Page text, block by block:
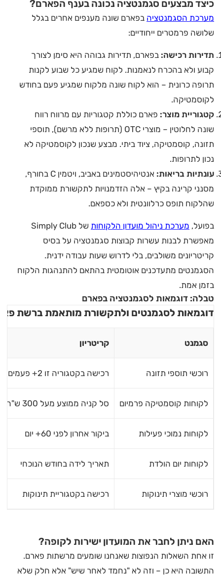
כיצד מבצעים סגמנטציה נכונה בענף הפארם?
מערכת הסגמנטציה בפארם שונה מענפים אחרים בגלל
שלושה פרמטרים ייחודיים:
תדירות רכישה: בפארם, תדירות גבוהה היא סימן לצורך
קבוע ולא בהכרח לנאמנות. לקוח שמגיע כל שבוע לקנות
תרופה כרונית – הוא לקוח שונה מלקוח שמגיע פעם בחודש
לקוסמטיקה.
קטגוריית מוצר: פארם כוללת קטגוריות עם מרווח רווח
שונה לחלוטין – מוצרי OTC (תרופות ללא מרשם), תוספי
תזונה, קוסמטיקה, ציוד ביתי. מבצע שנכון לקוסמטיקה לא
נכון לתרופות.
עונתיות בריאות:
אנטיהיסטמינים באביב, ויטמין C בחורף,
מסנני קרינה בקיץ – אלה הזדמנויות לתקשורת ממוקדת
שהלקוח תופס כרלוונטית ולא כספאם.
בפועל, מערכת ניהול מועדון הלקוחות
של Simply Club
מאפשרת לבנות עשרות קבוצות סגמנטציה על בסיס
קריטריונים משולבים, בלי לדרוש שעות עבודה ידנית.
הסגמנטים מתעדכנים אוטומטית בהתאם להתנהגות הלקוח
בזמן אמת.
טבלה: דוגמאות לסגמנטציה בפארם
דוגמאות לסגמנטים ולתקשורת מותאמת ברשת
סגמנט קריטריון
רוכשי תוספי תזונה רכישה בקטגוריה זו 2+ פעמים ב-6 חודשים
לקוחות קוסמטיקה פרמיום סל קניה ממוצע מעל 300 ש"ח בקטגוריה
לקוחות נמוכי פעילות ביקור אחרון לפני 60+ יום
לקוחות יום הולדת תאריך לידה בחודש הנוכחי
רוכשי מוצרי תינוקות רכישה בקטגוריית תינוקות
האם ניתן לחבר את המועדון ישירות לקופה?
זו אחת השאלות הנפוצות שאנחנו שומעים מרשתות פארם.
התשובה היא כן – וזה לא "נחמד לאחר שיש" אלא חלק שלא